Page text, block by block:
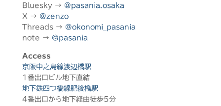
Bluesky → @pasania.osaka
X → @zenzo
Threads → @okonomi_pasania
note → @pasania
Access
京阪中之島線渡辺橋駅
1番出口ビル地下直結
地下鉄四つ橋線肥後橋駅
4番出口から地下経由徒歩5分